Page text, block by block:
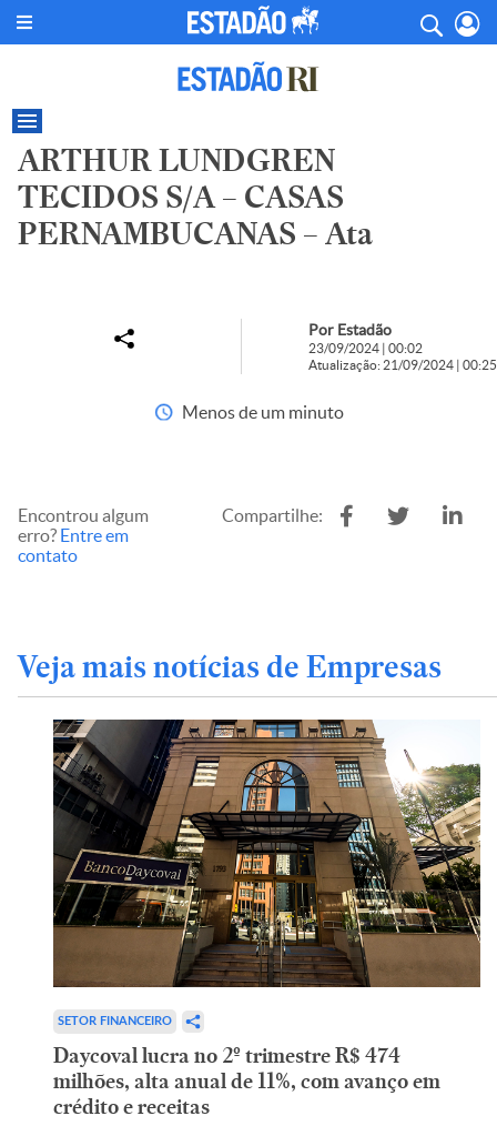
ARTHUR LUNDGREN
TECIDOS S/A – CASAS
PERNAMBUCANAS – Ata
Por Estadão
23/09/2024 | 00:02
Atualização: 21/09/2024 | 00:25
Menos de um minuto
Encontrou algum
erro? Entre em
contato
Compartilhe:
Veja mais notícias de Empresas
SETOR FINANCEIRO
Daycoval lucra no 2º trimestre R$ 474
milhões, alta anual de 11%, com avanço em
crédito e receitas